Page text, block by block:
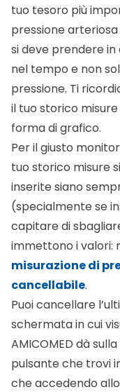
tuo tesoro più
pressione
si deve prendere in
nel tempo e non
pressione. Ti
il tuo storico
forma di grafico.
Per il giusto
tuo storico misure
inserite siano
(specialmente se
capitare di
immettono i valori:
misurazione di
cancellabile.
Puoi cancellare
schermata in cui
AMICOMED dà
pulsante che trovi
che accedendo